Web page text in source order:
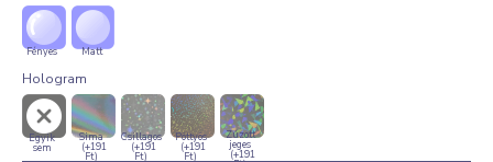
Fényes Matt
Hologram
Egyik
sem
Sima
(+191
Ft)
Csillagos
(+191
Ft)
Pöttyös
(+191
Ft)
Zúzott
jeges
(+191